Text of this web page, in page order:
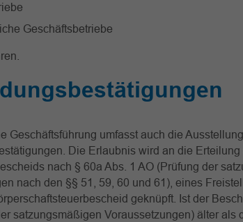
Geschäftsbetriebe
Geschäftsführung umfasst auch die
Die Erlaubnis wird an die Erteilung
nach § 60a Abs. 1 AO (Prüfung der
nach den §§ 51, 59, 60 und 61), eines
geknüpft. Ist der
satzungsmäßigen Voraussetzungen) älter als